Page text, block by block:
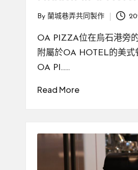
Posted
by
By 蘭城巷弄共同製作
OA PIZZA位在烏石港旁
附屬於OA HOTEL的美式
OA PI……
Read More